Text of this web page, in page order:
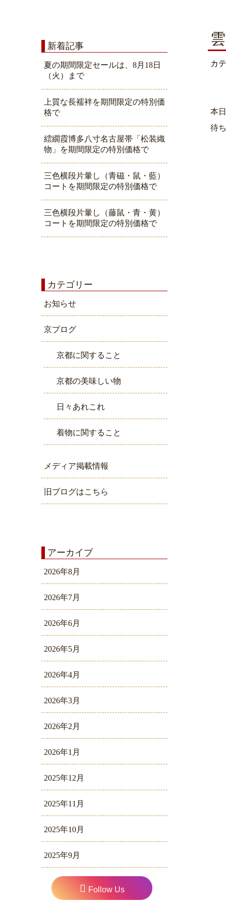
新着記事
夏の期間限定セールは、8月18日
（火）まで
上質な長襦袢を期間限定の特別価
格で
繧繝霞博多八寸名古屋帯「松装織
物」を期間限定の特別価格で
三色横段片暈し（青磁・鼠・藍）
コートを期間限定の特別価格で
三色横段片暈し（藤鼠・青・黄）
コートを期間限定の特別価格で
カテゴリー
お知らせ
京ブログ
京都に関すること
京都の美味しい物
日々あれこれ
着物に関すること
メディア掲載情報
旧ブログはこちら
アーカイブ
2026年8月
2026年7月
2026年6月
2026年5月
2026年4月
2026年3月
2026年2月
2026年1月
2025年12月
2025年11月
2025年10月
2025年9月
Follow Us
カ
本
待